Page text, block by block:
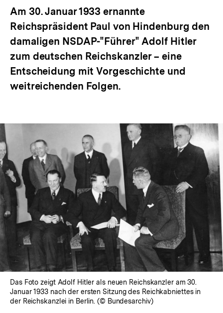
Am 30. Januar 1933 ernannte
Reichspräsident Paul von Hindenburg den
damaligen NSDAP-"Führer" Adolf Hitler
zum deutschen Reichskanzler – eine
Entscheidung mit Vorgeschichte und
weitreichenden Folgen.
Das Foto zeigt Adolf Hitler als neuen Reichskanzler am 30.
Januar 1933 nach der ersten Sitzung des Reichkabniettes in
der Reichskanzlei in Berlin. (© Bundesarchiv)